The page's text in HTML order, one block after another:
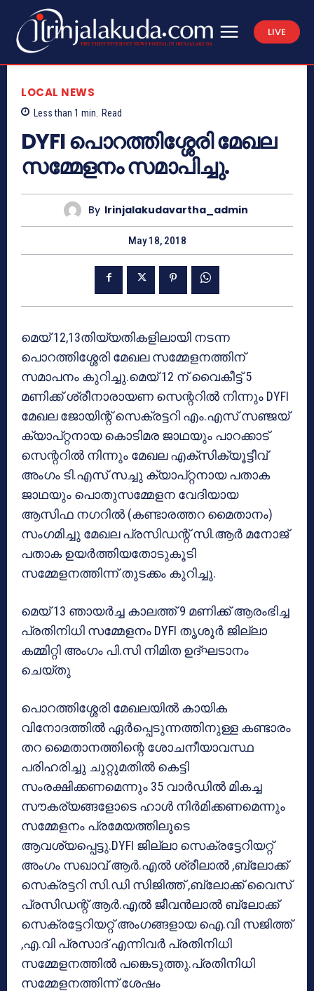
LIVE
LOCAL NEWS
Less than 1 min. Read
DYFI പൊറത്തിശ്ശേരി മേഖല
സമ്മേളനം സമാപിച്ചു.
By Irinjalakudavartha_admin
May 18, 2018
മെയ് 12,13തിയ്യതികളിലായി നടന്ന
പൊറത്തിശ്ശേരി മേഖല സമ്മേളനത്തിന്
സമാപനം കുറിച്ചു.മെയ് 12 ന് വൈകീട്ട് 5
മണിക്ക് ശ്രീനാരായണ സെന്ററില്‍ നിന്നും DYFI
മേഖല ജോയിന്റ് സെക്രട്ടറി എം.എസ് സഞ്ജയ്
ക്യാപ്റ്റനായ കൊടിമര ജാഥയും പാറക്കാട്
സെന്ററില്‍ നിന്നും മേഖല എക്‌സിക്യൂട്ടീവ്
അംഗം ടി.എസ് സച്ചു ക്യാപ്റ്റനായ പതാക
ജാഥയും പൊതുസമ്മേളന വേദിയായ
ആസിഫ നഗറില്‍ (കണ്ടാരത്തറ മൈതാനം)
സംഗമിച്ചു മേഖല പ്രസിഡന്റ് സി.ആര്‍ മനോജ്
പതാക ഉയര്‍ത്തിയതോടുകൂടി
സമ്മേളനത്തിന്ന് തുടക്കം കുറിച്ചു.
മെയ് 13 ഞായര്‍ച്ച കാലത്ത് 9 മണിക്ക് ആരംഭിച്ച
പ്രതിനിധി സമ്മേളനം DYFI തൃശൂര്‍ ജില്ലാ
കമ്മിറ്റി അംഗം പി.സി നിമിത ഉദ്ഘടാനം
ചെയ്തു
പൊറത്തിശ്ശേരി മേഖലയില്‍ കായിക
വിനോദത്തില്‍ ഏര്‍പ്പെടുന്നത്തിനുള്ള കണ്ടാരം
തറ മൈതാനത്തിന്റെ ശോചനീയാവസ്ഥ
പരിഹരിച്ചു ചുറ്റുമതില്‍ കെട്ടി
സംരക്ഷിക്കണമെന്നും 35 വാര്‍ഡില്‍ മികച്ച
സൗകര്യങ്ങളോടെ ഹാള്‍ നിര്‍മിക്കണമെന്നും
സമ്മേളനം പ്രമേയത്തിലൂടെ
ആവശ്യപ്പെട്ടു.DYFI ജില്ലാ സെക്രട്ടേറിയറ്റ്
അംഗം സഖാവ് ആര്‍.എല്‍ ശ്രീലാല്‍ ,ബ്ലോക്ക്
സെക്രട്ടറി സി.ഡി സിജിത്ത് ,ബ്ലോക്ക് വൈസ്
പ്രസിഡന്റ് ആര്‍.എല്‍ ജീവന്‍ലാല്‍ ബ്ലോക്ക്
സെക്രട്ടേറിയറ്റ് അംഗങ്ങളായ ഐ.വി സജിത്ത്
,എ.വി പ്രസാദ് എന്നിവര്‍ പ്രതിനിധി
സമ്മേളനത്തില്‍ പങ്കെടുത്തു.പ്രതിനിധി
സമ്മേളനത്തിന്ന് ശേഷം